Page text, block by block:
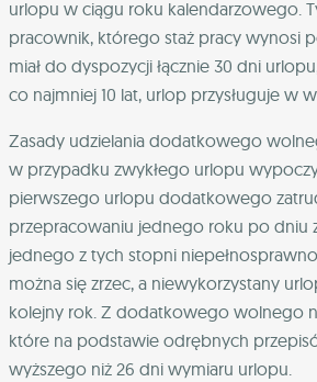
urlopu w ciągu roku kalendarzowego.
pracownik, którego staż pracy wynosi
miał do dyspozycji łącznie 30 dni
co najmniej 10 lat, urlop przysługuje w
Zasady udzielania dodatkowego
w przypadku zwykłego urlopu
pierwszego urlopu dodatkowego
przepracowaniu jednego roku po dniu
jednego z tych stopni
można się zrzec, a niewykorzystany
kolejny rok. Z dodatkowego wolnego
które na podstawie odrębnych
wyższego niż 26 dni wymiaru urlopu.